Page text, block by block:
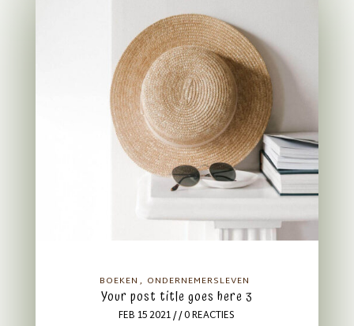
BOEKEN ONDERNEMERSLEVEN
Your post title goes here 3
FEB 15 2021/ / 0 REACTIES